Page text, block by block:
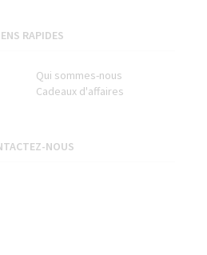
RAPIDES
Qui sommes-nous
Cadeaux d'affaires
NOUS